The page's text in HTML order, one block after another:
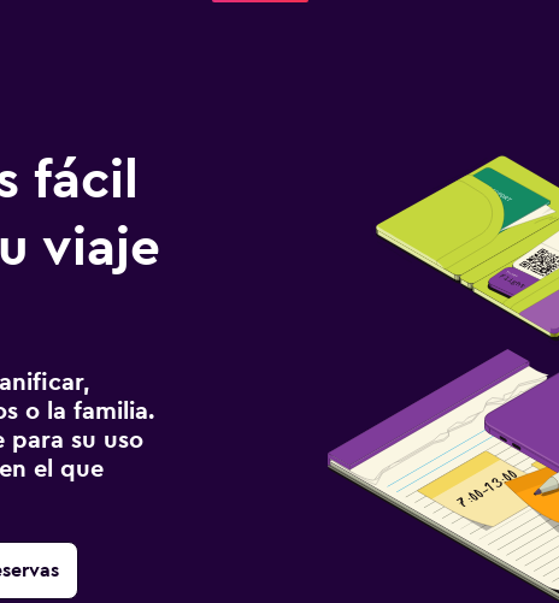
fácil
viaje
o la familia.
para su uso
el que